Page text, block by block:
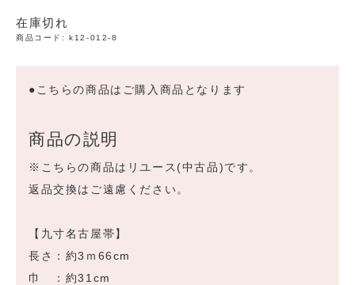
在庫切れ
商品コード:k12-012-8
●こちらの商品はご購入商品となります
商品の説明
※こちらの商品はリユース(中古品)です。
返品交換はご遠慮ください。
【九寸名古屋帯】
長さ：約3ｍ66cm
巾 ：約31cm